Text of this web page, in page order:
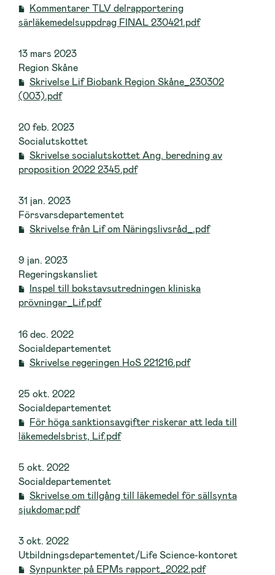
Kommentarer TLV delrapportering
särläkemedelsuppdrag FINAL 230421.pdf
13 mars 2023
Region Skåne
Skrivelse Lif Biobank Region Skåne_230302
(003).pdf
20 feb. 2023
Socialutskottet
Skrivelse socialutskottet Ang. beredning av
proposition 2022 2345.pdf
31 jan. 2023
Försvarsdepartementet
Skrivelse från Lif om Näringslivsråd_.pdf
9 jan. 2023
Regeringskansliet
Inspel till bokstavsutredningen kliniska
prövningar_Lif.pdf
16 dec. 2022
Socialdepartementet
Skrivelse regeringen HoS 221216.pdf
25 okt. 2022
Socialdepartementet
För höga sanktionsavgifter riskerar att leda till
läkemedelsbrist, Lif.pdf
5 okt. 2022
Socialdepartementet
Skrivelse om tillgång till läkemedel för sällsynta
sjukdomar.pdf
3 okt. 2022
Utbildningsdepartementet/Life Science-kontoret
Synpunkter på EPMs rapport_2022.pdf